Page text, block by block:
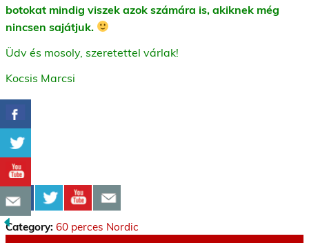
botokat mindig viszek azok számára is, akiknek még
nincsen sajátjuk.
Üdv és mosoly, szeretettel várlak!
Kocsis Marcsi
Category: 60 perces Nordic